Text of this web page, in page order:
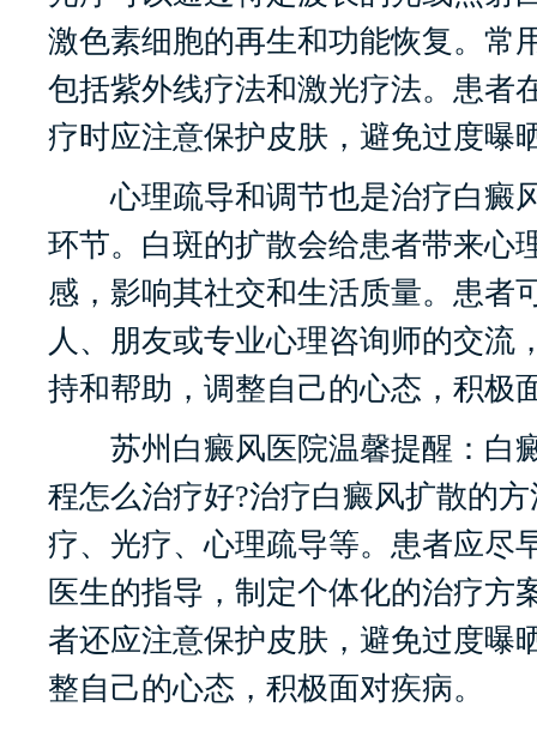
激色素细胞的再生和功能恢复。常
包括紫外线疗法和激光疗法。患者
疗时应注意保护皮肤，避免过度曝
心理疏导和调节也是治疗白癜
环节。白斑的扩散会给患者带来心
感，影响其社交和生活质量。患者
人、朋友或专业心理咨询师的交流
持和帮助，调整自己的心态，积极
苏州白癜风医院温馨提醒：白
程怎么治疗好?治疗白癜风扩散的
疗、光疗、心理疏导等。患者应尽
医生的指导，制定个体化的治疗方
者还应注意保护皮肤，避免过度曝
整自己的心态，积极面对疾病。